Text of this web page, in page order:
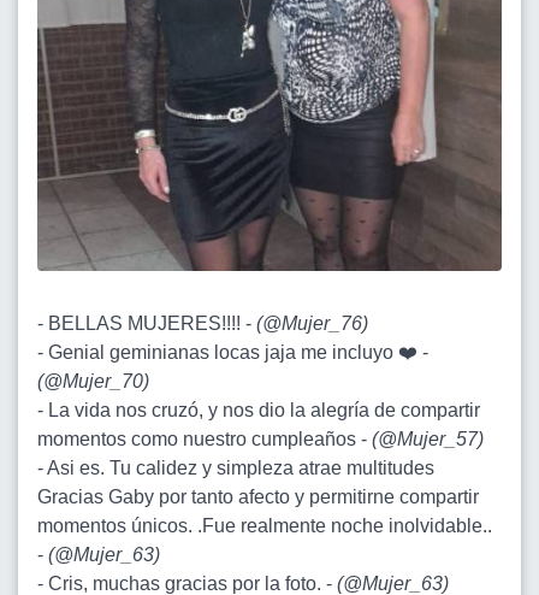
- BELLAS MUJERES!!!! - (@Mujer_76)
- Genial geminianas locas jaja me incluyo ❤️ -
(@Mujer_70)
- La vida nos cruzó, y nos dio la alegría de compartir
momentos como nuestro cumpleaños - (@Mujer_57)
- Asi es. Tu calidez y simpleza atrae multitudes
Gracias Gaby por tanto afecto y permitirne compartir
momentos únicos. .Fue realmente noche inolvidable..
- (@Mujer_63)
- Cris, muchas gracias por la foto. - (@Mujer_63)